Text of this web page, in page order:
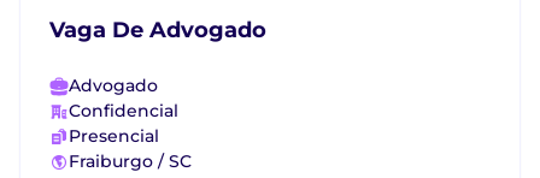
Vaga De Advogado
Advogado
Confidencial
Presencial
Fraiburgo / SC